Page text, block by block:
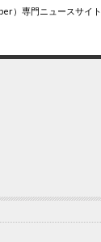
）専門ニュースサイト